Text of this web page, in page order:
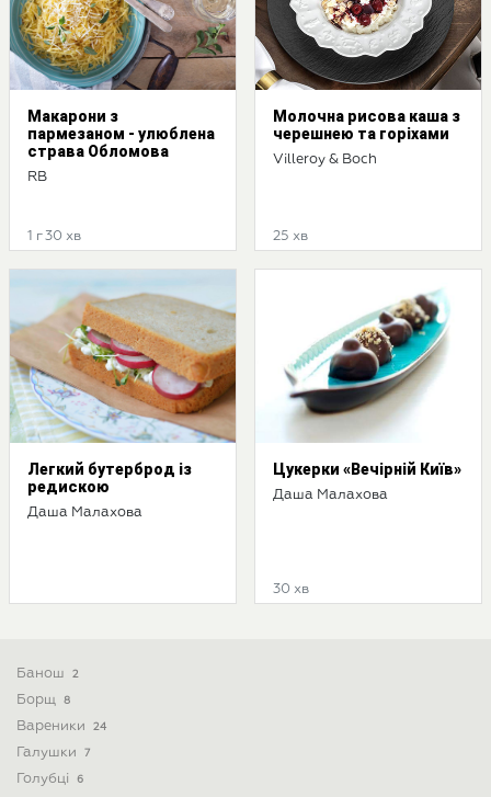
Макарони з
пармезаном - улюблена
страва Обломова
RB
1 г 30 хв
Молочна рисова каша з
черешнею та горіхами
Villeroy & Boch
25 хв
Легкий бутерброд із
редискою
Даша Малахова
Цукерки «Вечірній Київ»
Даша Малахова
30 хв
Банош 2
Борщ 8
Вареники 24
Галушки 7
Голубці 6